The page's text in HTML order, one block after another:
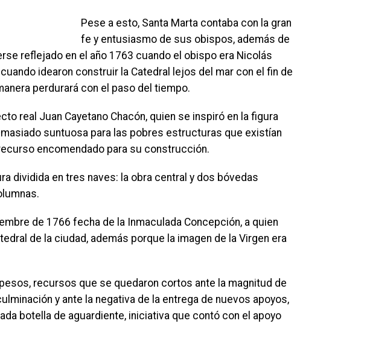
Pese a esto, Santa Marta contaba con la gran
fe y entusiasmo de sus obispos, además de
reflejado en el año 1763 cuando el obispo era Nicolás
idearon construir la Catedral lejos del mar con el fin de
perdurará con el paso del tiempo.
real Juan Cayetano Chacón, quien se inspiró en la figura
suntuosa para las pobres estructuras que existían
encomendado para su construcción.
dividida en tres naves: la obra central y dos bóvedas
de 1766 fecha de la Inmaculada Concepción, a quien
de la ciudad, además porque la imagen de la Virgen era
recursos que se quedaron cortos ante la magnitud de
y ante la negativa de la entrega de nuevos apoyos,
botella de aguardiente, iniciativa que contó con el apoyo